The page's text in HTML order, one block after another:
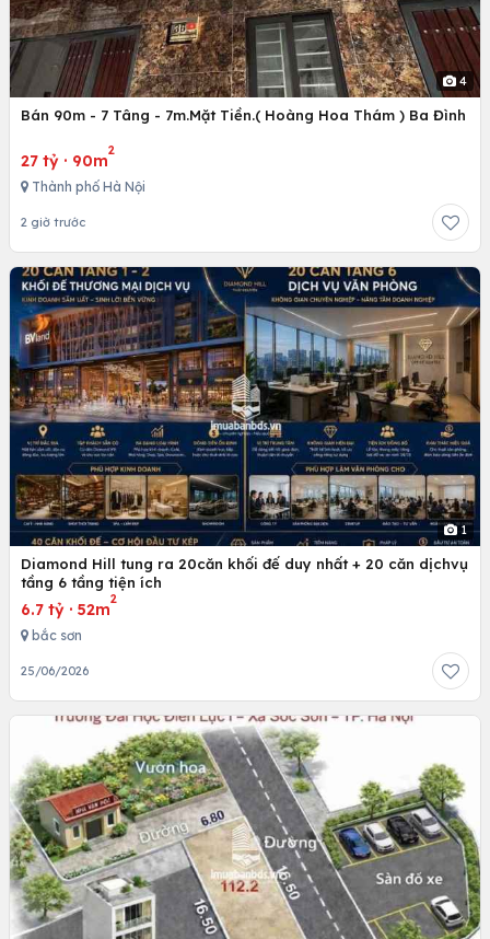
4
Bán 90m - 7 Tâng - 7m.Mặt Tiền.( Hoàng Hoa Thám ) Ba Đình
27 tỷ · 90m
2
Thành phố Hà Nội
2 giờ trước
1
Diamond Hill tung ra 20căn khối đế duy nhất + 20 căn dịchvụ
tầng 6 tầng tiện ích
6.7 tỷ · 52m
2
bắc sơn
25/06/2026